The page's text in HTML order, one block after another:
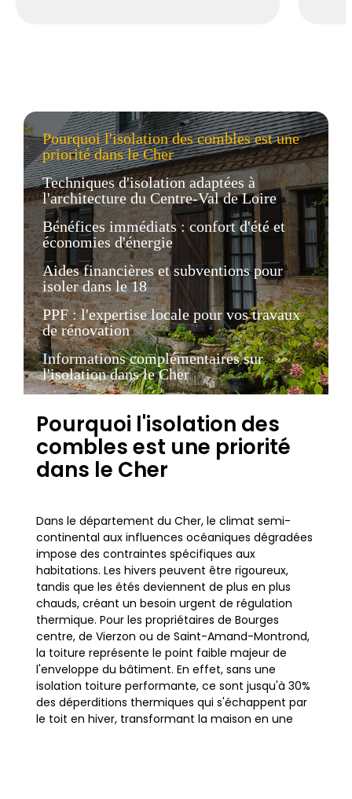
Pourquoi l'isolation des combles est une
priorité dans le Cher
Techniques d'isolation adaptées à
l'architecture du Centre-Val de Loire
Bénéfices immédiats : confort d'été et
économies d'énergie
Aides financières et subventions pour
isoler dans le 18
PPF : l'expertise locale pour vos travaux
de rénovation
Informations complémentaires sur
l'isolation dans le Cher
Pourquoi l'isolation des
combles est une priorité
dans le Cher
Dans le département du Cher, le climat semi-
continental aux influences océaniques dégradées
impose des contraintes spécifiques aux
habitations. Les hivers peuvent être rigoureux,
tandis que les étés deviennent de plus en plus
chauds, créant un besoin urgent de régulation
thermique. Pour les propriétaires de Bourges
centre, de Vierzon ou de Saint-Amand-Montrond,
la toiture représente le point faible majeur de
l'enveloppe du bâtiment. En effet, sans une
isolation toiture performante, ce sont jusqu'à 30%
des déperditions thermiques qui s'échappent par
le toit en hiver, transformant la maison en une